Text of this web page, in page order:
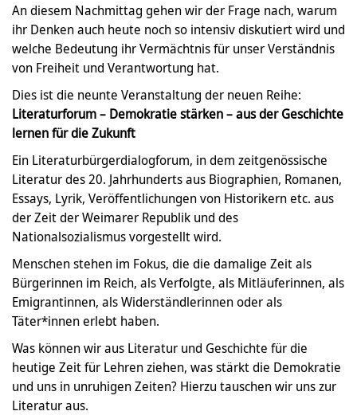
An diesem Nachmittag gehen wir der Frage nach, warum
ihr Denken auch heute noch so intensiv diskutiert wird und
welche Bedeutung ihr Vermächtnis für unser Verständnis
von Freiheit und Verantwortung hat.
Dies ist die neunte Veranstaltung der neuen Reihe:
Literaturforum – Demokratie stärken – aus der Geschichte
lernen für die Zukunft
Ein Literaturbürgerdialogforum, in dem zeitgenössische
Literatur des 20. Jahrhunderts aus Biographien, Romanen,
Essays, Lyrik, Veröffentlichungen von Historikern etc. aus
der Zeit der Weimarer Republik und des
Nationalsozialismus vorgestellt wird.
Menschen stehen im Fokus, die die damalige Zeit als
Bürgerinnen im Reich, als Verfolgte, als Mitläuferinnen, als
Emigrantinnen, als Widerständlerinnen oder als
Täter*innen erlebt haben.
Was können wir aus Literatur und Geschichte für die
heutige Zeit für Lehren ziehen, was stärkt die Demokratie
und uns in unruhigen Zeiten? Hierzu tauschen wir uns zur
Literatur aus.